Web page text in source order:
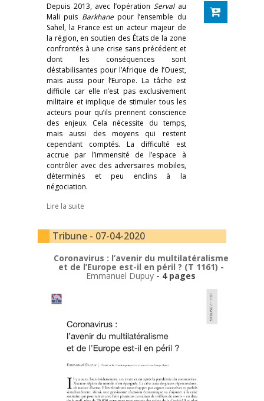
Depuis 2013, avec l’opération Servalau
Mali puis Barkhanepour l’ensemble du
Sahel, la France est un acteur majeur de
la région, en soutien des États de la zone
confrontés à une crise sans précédent et
dont les conséquences sont
déstabilisantes pour l’Afrique de l’Ouest,
mais aussi pour l’Europe. La tâche est
difficile car elle n’est pas exclusivement
militaire et implique de stimuler tous les
acteurs pour qu’ils prennent conscience
des enjeux. Cela nécessite du temps,
mais aussi des moyens qui restent
cependant comptés. La difficulté est
accrue par l’immensité de l’espace à
contrôler avec des adversaires mobiles,
déterminés et peu enclins à la
négociation.
Lire la suite
Tribune - 07-04-2020
Coronavirus : l’avenir du multilatéralisme
et de l’Europe est-il en péril ? (T 1161) -
Emmanuel Dupuy - 4 pages